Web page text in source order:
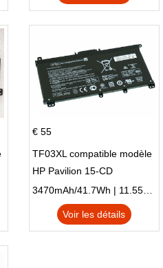
€ 55
TF03XL compatible modèle
HP Pavilion 15-CD
Voir les détails